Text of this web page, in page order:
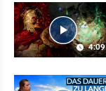
4:09